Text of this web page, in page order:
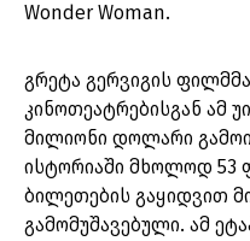
Wonder Woman.
გრეტა გერვიგის
კინოთეატრებისგან ამ
მილიონი დოლარი
ისტორიაში მხოლოდ 53
ბილეთების გაყიდვით
გამომუშავებული. ამ